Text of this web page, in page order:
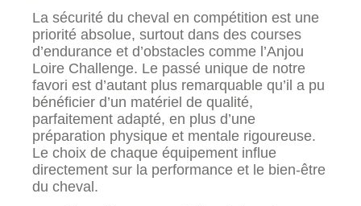
La sécurité du cheval en compétition est une
priorité absolue, surtout dans des courses
d’endurance et d’obstacles comme l’Anjou
Loire Challenge. Le passé unique de notre
favori est d’autant plus remarquable qu’il a pu
bénéficier d’un matériel de qualité,
parfaitement adapté, en plus d’une
préparation physique et mentale rigoureuse.
Le choix de chaque équipement influe
directement sur la performance et le bien-être
du cheval.